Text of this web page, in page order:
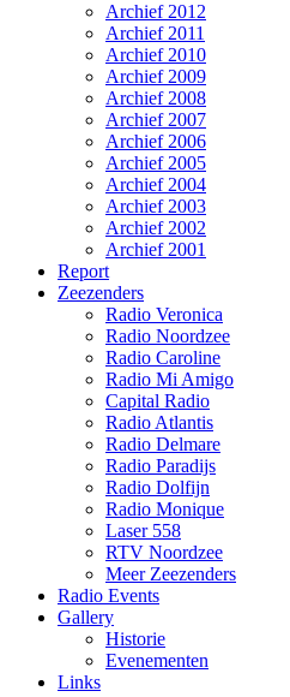
Archief 2012
Archief 2011
Archief 2010
Archief 2009
Archief 2008
Archief 2007
Archief 2006
Archief 2005
Archief 2004
Archief 2003
Archief 2002
Archief 2001
Report
Zeezenders
Radio Veronica
Radio Noordzee
Radio Caroline
Radio Mi Amigo
Capital Radio
Radio Atlantis
Radio Delmare
Radio Paradijs
Radio Dolfijn
Radio Monique
Laser 558
RTV Noordzee
Meer Zeezenders
Radio Events
Gallery
Historie
Evenementen
Links